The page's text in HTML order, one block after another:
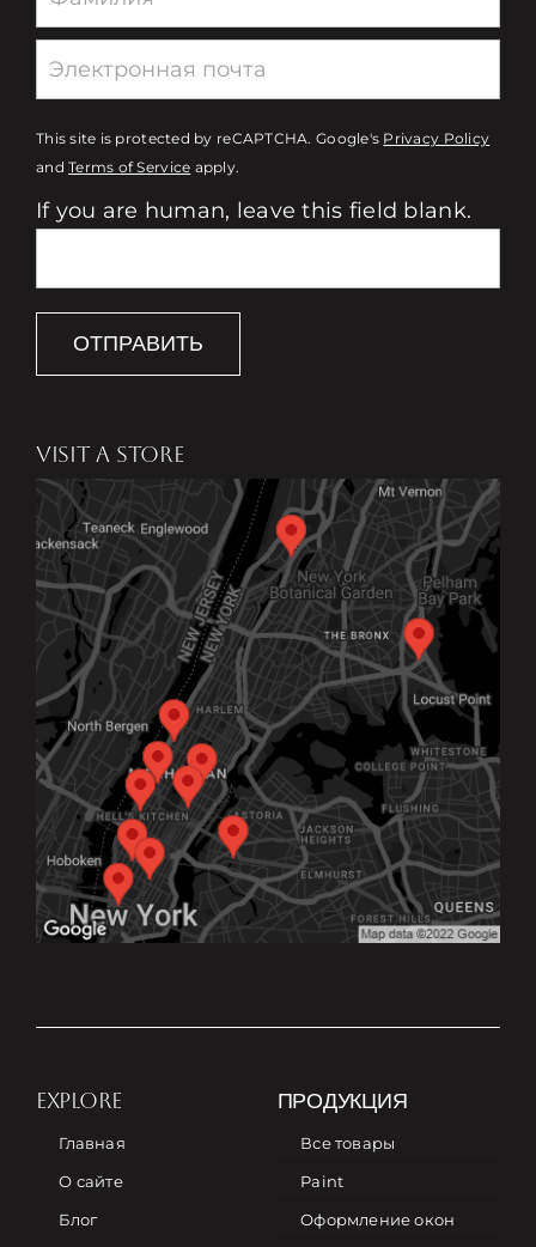
This site is protected by reCAPTCHA. Google's Privacy Policy
andTerms of Service apply.
If you are human, leave this field blank.
ОТПРАВИТЬ
VISIT A STORE
EXPLORE
Главная
О сайте
Блог
ПРОДУКЦИЯ
Все товары
Paint
Оформление окон